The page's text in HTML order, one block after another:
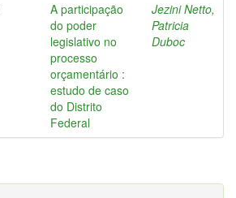
A participação
do poder
legislativo no
processo
orçamentário :
estudo de caso
do Distrito
Federal
Jezini Netto,
Patricia
Duboc